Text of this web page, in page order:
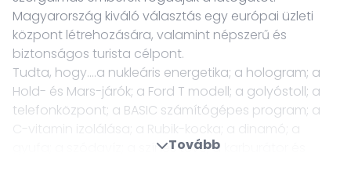
Magyarország kiváló választás egy európai üzleti
központ létrehozására, valamint népszerű és
biztonságos turista célpont.
Tudta, hogy….a nukleáris energetika; a hologram; a
Hold- és Mars-járók; a Ford T modell; a golyóstoll; a
telefonközpont; a BASIC számítógépes program; a
C-vitamin izolálása; a Rubik-kocka; a dinamó; a
gyufa; a szódavíz; a színes tévé; a karburátor és
Tovább